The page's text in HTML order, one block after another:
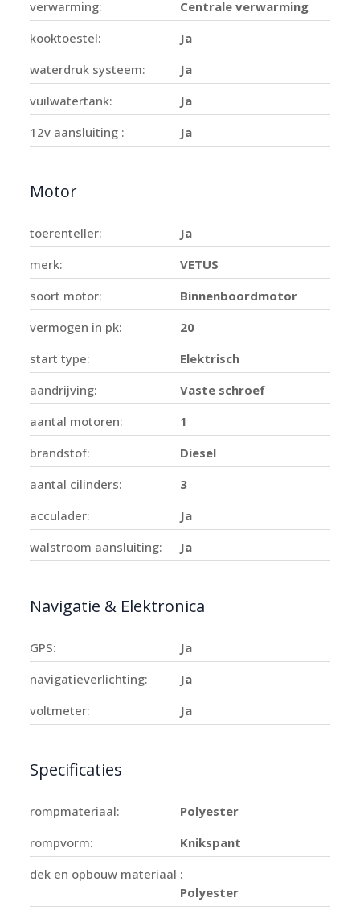
verwarming:
Centrale verwarming
kooktoestel:
Ja
waterdruk systeem:
Ja
vuilwatertank:
Ja
12v aansluiting :
Ja
Motor
toerenteller:
Ja
merk:
VETUS
soort motor:
Binnenboordmotor
vermogen in pk:
20
start type:
Elektrisch
aandrijving:
Vaste schroef
aantal motoren:
1
brandstof:
Diesel
aantal cilinders:
3
acculader:
Ja
walstroom aansluiting:
Ja
Navigatie & Elektronica
GPS:
Ja
navigatieverlichting:
Ja
voltmeter:
Ja
Specificaties
rompmateriaal:
Polyester
rompvorm:
Knikspant
dek en opbouw materiaal :
Polyester